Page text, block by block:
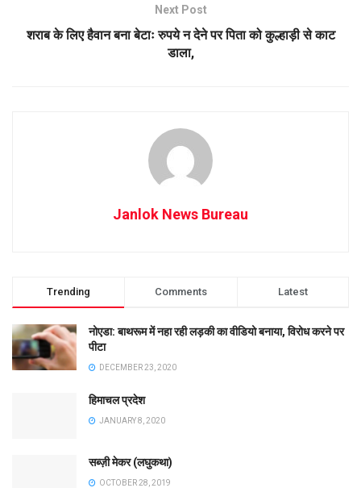
Next Post
शराब के लिए हैवान बना बेटाः रुपये न देने पर पिता को कुल्हाड़ी से काट
डाला,
Janlok News Bureau
Trending Comments Latest
नोएडा: बाथरूम में नहा रही लड़की का वीडियो बनाया, विरोध करने पर
पीटा
DECEMBER 23, 2020
हिमाचल प्रदेश
JANUARY 8, 2020
सब्ज़ी मेकर (लघुकथा)
OCTOBER 28, 2019